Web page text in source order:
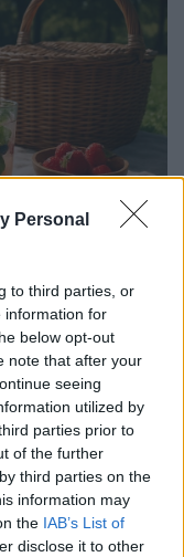
Personal
to third parties, or
information for
below opt-out
note that after your
seeing
utilized by
parties prior to
of the further
third parties on the
information may
the IAB’s List of
disclose it to other
A SZABADBAN
velünk, sokaknak
Szólj hozzá!